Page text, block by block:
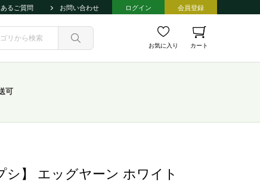
あるご質問 お問い合わせ ログイン 会員登録
お気に入り カート
可
シ】 エッグヤーン ホワイト